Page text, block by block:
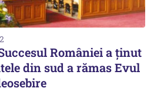
României a ținut
din sud a rămas Evul